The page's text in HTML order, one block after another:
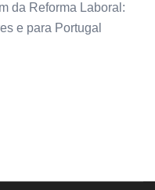
da Reforma Laboral:
e para Portugal